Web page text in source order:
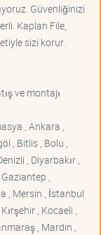
Güvenliğinizi
Kaplan File,
sizi korur.
ve montajı
, Ankara ,
, Bitlis , Bolu ,
, Diyarbakır ,
,
, Mersin , İstanbul
, Kocaeli ,
, Mardin ,